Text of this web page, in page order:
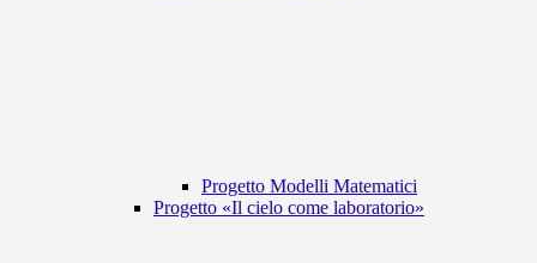
Progetto Modelli Matematici
Progetto «Il cielo come laboratorio»